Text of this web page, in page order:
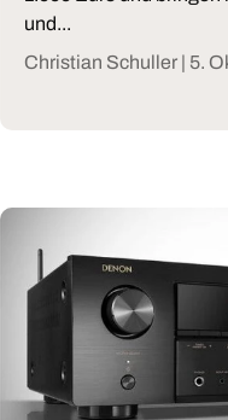
und...
Christian Schuller | 5.